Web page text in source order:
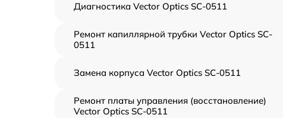
Диагностика Vector Optics SC-0511
Ремонт капиллярной трубки Vector Optics SC-
0511
Замена корпуса Vector Optics SC-0511
Ремонт платы управления (восстановление)
Vector Optics SC-0511